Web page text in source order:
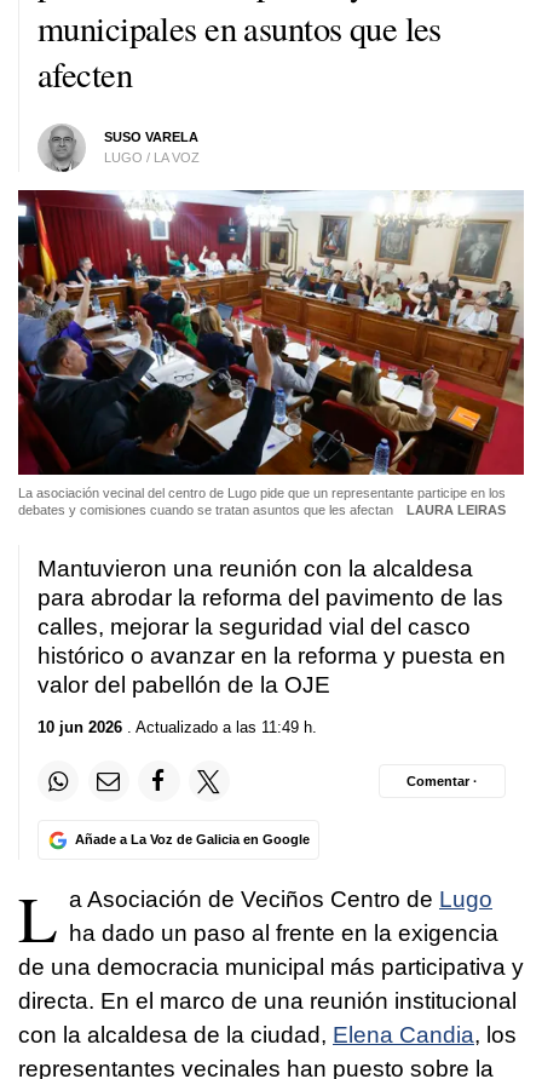
municipales en asuntos que les
afecten
SUSO VARELA
LUGO / LA VOZ
La asociación vecinal del centro de Lugo pide que un representante participe en los
debates y comisiones cuando se tratan asuntos que les afectan
LAURA LEIRAS
Mantuvieron una reunión con la alcaldesa
para abrodar la reforma del pavimento de las
calles, mejorar la seguridad vial del casco
histórico o avanzar en la reforma y puesta en
valor del pabellón de la OJE
10 jun 2026 . Actualizado a las 11:49 h.
Añade a La Voz de Galicia en Google
Comentar ·
L a Asociación de Veciños Centro de Lugo
ha dado un paso al frente en la exigencia
de una democracia municipal más participativa y
directa. En el marco de una reunión institucional
con la alcaldesa de la ciudad, Elena Candia, los
representantes vecinales han puesto sobre la